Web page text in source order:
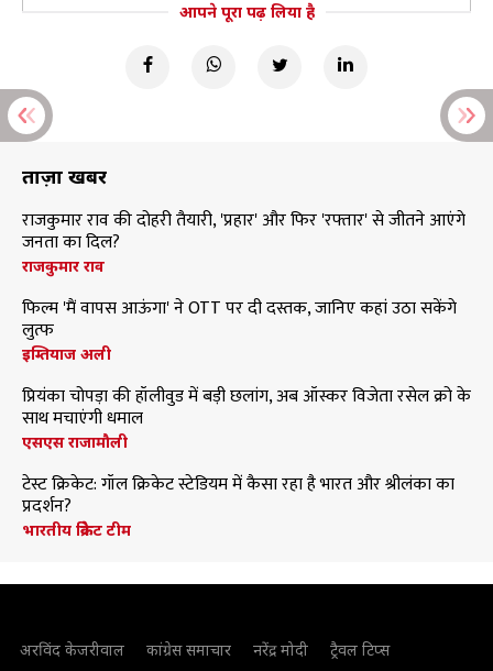
आपने पूरा पढ़ लिया है
ताज़ा खबरें
राजकुमार राव की दोहरी तैयारी, 'प्रहार' और फिर 'रफ्तार' से जीतने आएंगे
जनता का दिल?
राजकुमार राव
फिल्म 'मैं वापस आऊंगा' ने OTT पर दी दस्तक, जानिए कहां उठा सकेंगे
लुत्फ
इम्तियाज अली
प्रियंका चोपड़ा की हॉलीवुड में बड़ी छलांग, अब ऑस्कर विजेता रसेल क्रो के
साथ मचाएंगी धमाल
एसएस राजामौली
टेस्ट क्रिकेट: गॉल क्रिकेट स्टेडियम में कैसा रहा है भारत और श्रीलंका का
प्रदर्शन?
भारतीय क्रिकेट टीम
अरविंद केजरीवाल कांग्रेस समाचार नरेंद्र मोदी ट्रैवल टिप्स